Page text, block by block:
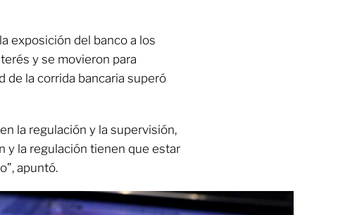
exposición del banco a los
y se movieron para
de la corrida bancaria superó
la regulación y la supervisión,
y la regulación tienen que estar
apuntó.